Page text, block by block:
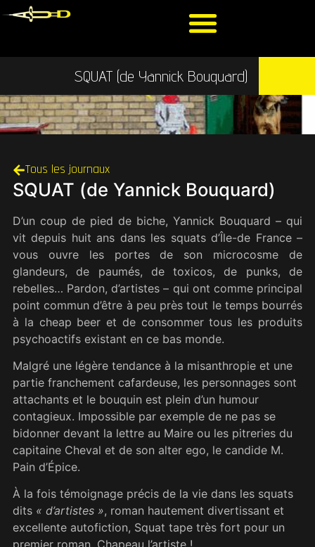
SQUAT (de Yannick Bouquard)
Tous les journaux
SQUAT (de Yannick Bouquard)
D’un coup de pied de biche, Yannick Bouquard – qui
vit depuis huit ans dans les squats d’Île-de France –
vous ouvre les portes de son microcosme de
glandeurs, de paumés, de toxicos, de punks, de
rebelles… Pardon, d’artistes – qui ont comme principal
point commun d’être à peu près tout le temps bourrés
à la cheap beer et de consommer tous les produits
psychoactifs existant en ce bas monde.
Malgré une légère tendance à la misanthropie et une
partie franchement cafardeuse, les personnages sont
attachants et le bouquin est plein d’un humour
contagieux. Impossible par exemple de ne pas se
bidonner devant la lettre au Maire ou les pitreries du
capitaine Cheval et de son alter ego, le candide M.
Pain d’Épice.
À la fois témoignage précis de la vie dans les squats
dits « d’artistes », roman hautement divertissant et
excellente autofiction, Squat tape très fort pour un